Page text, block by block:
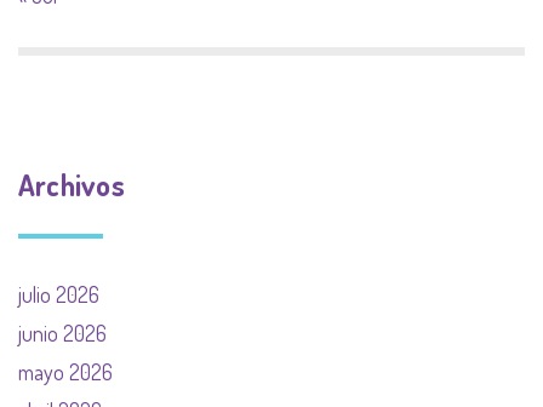
Archivos
julio 2026
junio 2026
mayo 2026